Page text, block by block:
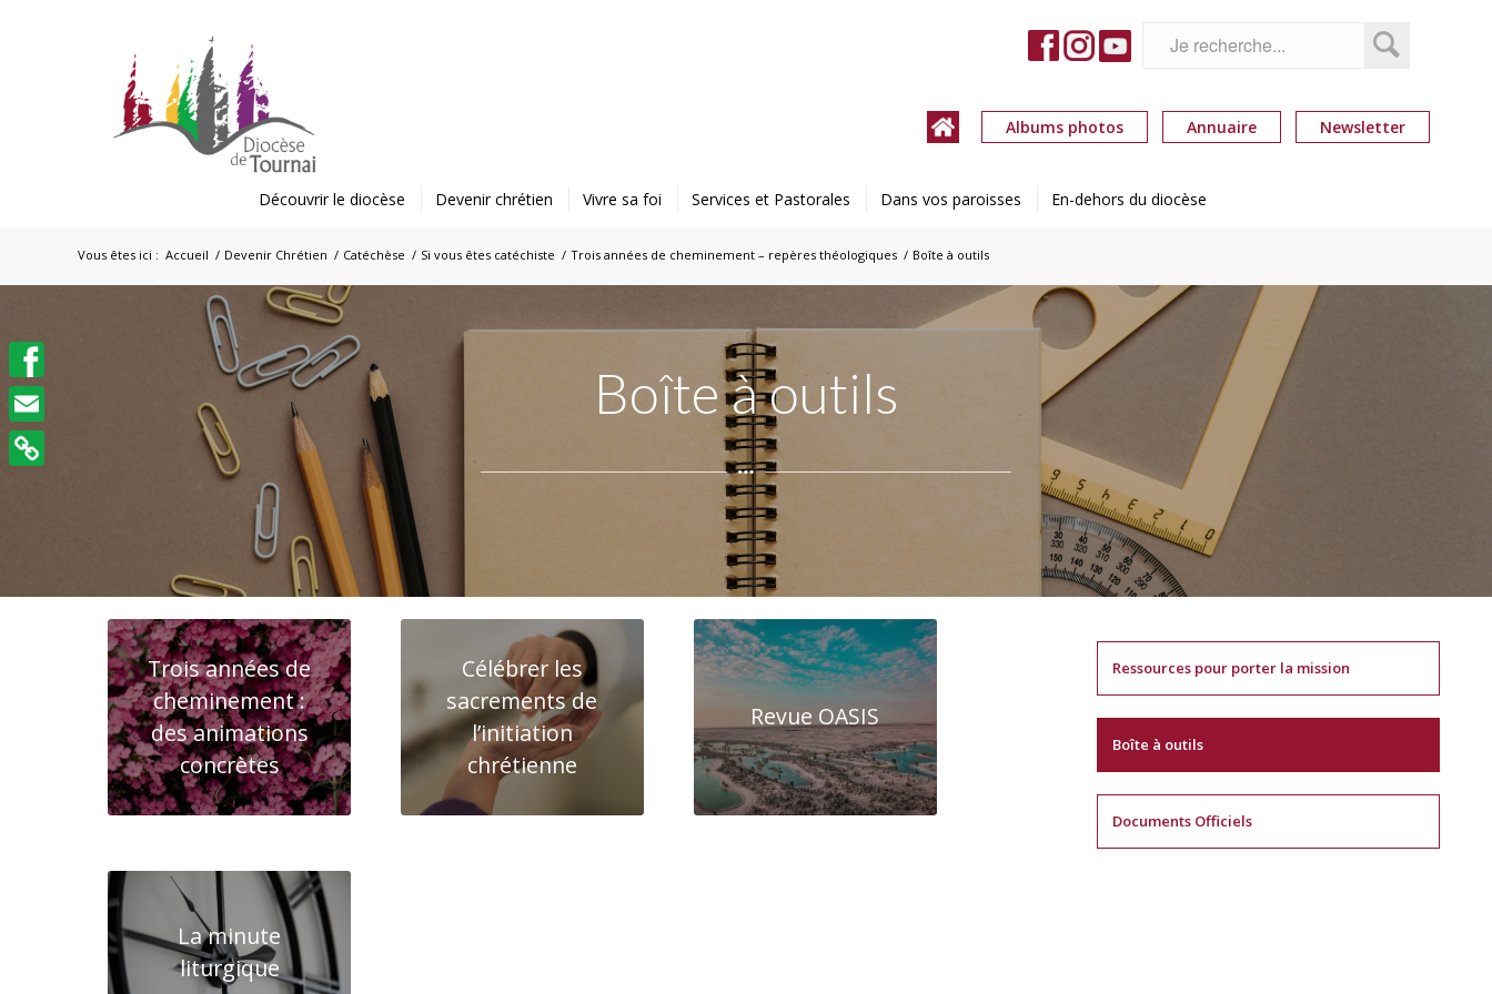
Albums photos Annuaire Newsletter
Vous êtes ici : Accueil / Devenir Chrétien / Catéchèse / Si vous êtes catéchiste / Trois années de cheminement – repères théologiques / Boîte à outils
Découvrir le diocèse Devenir chrétien Vivre sa foi Services et Pastorales Dans vos paroisses En-dehors du diocèse
Boîte à outils
Trois années de
cheminement :
des animations
concrètes
Célébrer les
sacrements de
l’initiation
chrétienne
Revue OASIS
La minute
liturgique
Ressources pour porter la mission
Boîte à outils
Documents Officiels
Facebook
Email